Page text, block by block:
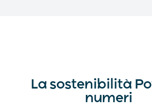
La sostenibilità
numeri